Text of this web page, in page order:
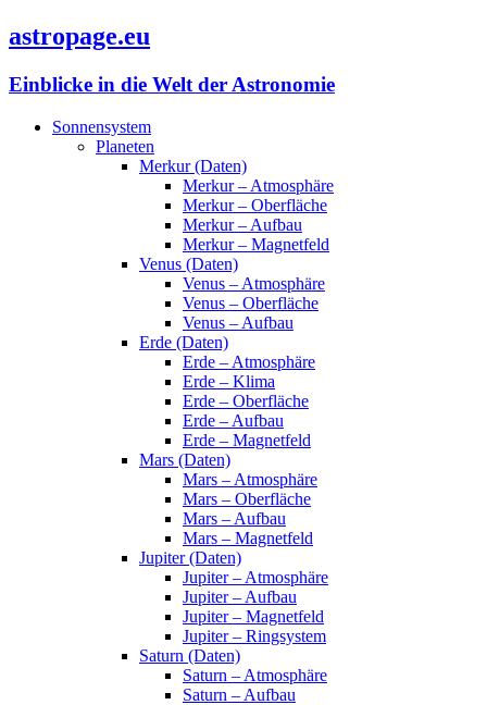
astropage.eu
Einblicke in die Welt der Astronomie
Sonnensystem
Planeten
Merkur (Daten)
Merkur – Atmosphäre
Merkur – Oberfläche
Merkur – Aufbau
Merkur – Magnetfeld
Venus (Daten)
Venus – Atmosphäre
Venus – Oberfläche
Venus – Aufbau
Erde (Daten)
Erde – Atmosphäre
Erde – Klima
Erde – Oberfläche
Erde – Aufbau
Erde – Magnetfeld
Mars (Daten)
Mars – Atmosphäre
Mars – Oberfläche
Mars – Aufbau
Mars – Magnetfeld
Jupiter (Daten)
Jupiter – Atmosphäre
Jupiter – Aufbau
Jupiter – Magnetfeld
Jupiter – Ringsystem
Saturn (Daten)
Saturn – Atmosphäre
Saturn – Aufbau